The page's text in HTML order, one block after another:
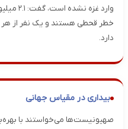
وارد
خطر قحطی هستند و یک نفر از هر
دارد.
بیداری در مقیاس جهانی
صهیونیست‌ها می‌خواستند با